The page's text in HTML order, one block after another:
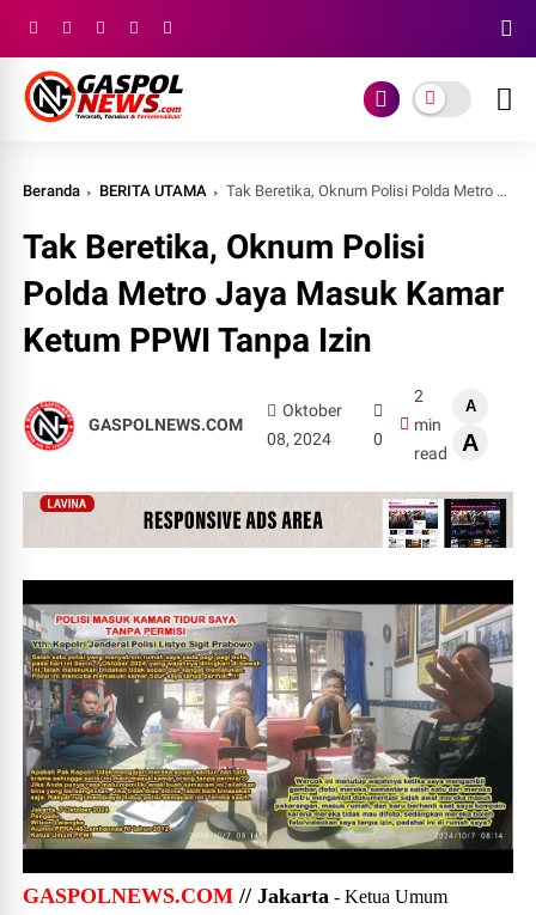
Beranda BERITA UTAMA Tak Beretika, Oknum Polisi Polda Metro Jaya Masuk Kamar Ketum PPWI Tanpa Izin
Tak Beretika, Oknum Polisi
Polda Metro Jaya Masuk Kamar
Ketum PPWI Tanpa Izin
GASPOLNEWS.COM
Oktober
08, 2024
0
2
min
read
A
A
GASPOLNEWS.COM // Jakarta - Ketua Umum